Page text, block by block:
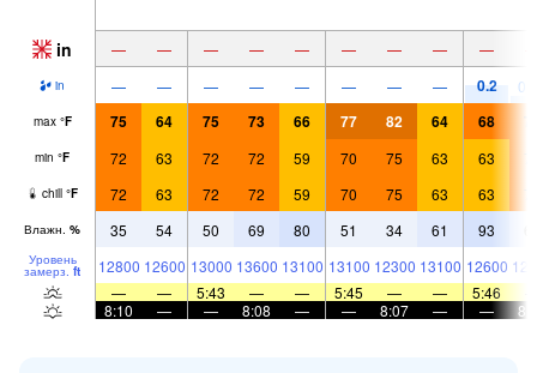
in — — — — — — — — —
in — — — — — — — — 0.2
max °F 75 64 75 73 66 77 82 64 68
min °F 72 63 72 72 59 70 75 63 63
chill °F 72 63 72 72 59 70 75 63 63
Влажн. % 35 54 50 69 80 51 34 61 93
Уровень
замерз. ft 12800 12600 13000 13600 13100 13100 12300 13100 12600
—
— 5:43 — — 5:45 — — 5:46
8:10
— — 8:08 — — 8:07 — —